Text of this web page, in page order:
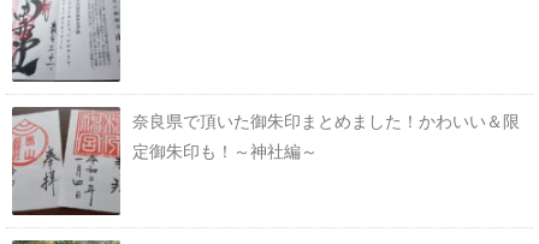
奈良県で頂いた御朱印まとめました！かわいい＆限
定御朱印も！～神社編～